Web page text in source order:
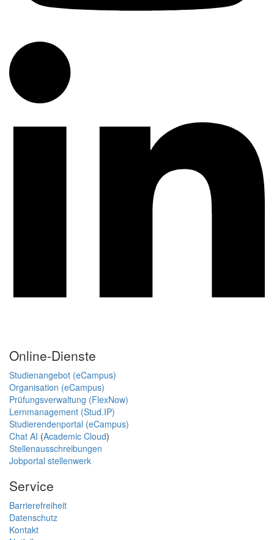
Online-Dienste
Studienangebot (eCampus)
Organisation (eCampus)
Prüfungsverwaltung (FlexNow)
Lernmanagement (Stud.IP)
Studierendenportal (eCampus)
Chat AI (Academic Cloud)
Stellenausschreibungen
Jobportal stellenwerk
Service
Barrierefreiheit
Datenschutz
Kontakt